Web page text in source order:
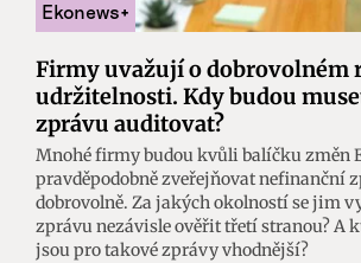
Firmy uvažují o dobrovolném
udržitelnosti. Kdy budou
zprávu auditovat?
Mnohé firmy budou kvůli balíčku změn
pravděpodobně zveřejňovat nefinanční
dobrovolně. Za jakých okolností se jim
zprávu nezávisle ověřit třetí stranou? A
jsou pro takové zprávy vhodnější?